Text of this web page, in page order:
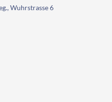
Wuhrstrasse 6